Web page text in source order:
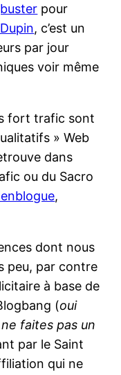
pour
, c’est un
par jour
voir même
fort trafic sont
» Web
dans
ou du Sacro
,
dont nous
peu, par contre
à base de
(oui
faites pas un
par le Saint
qui ne